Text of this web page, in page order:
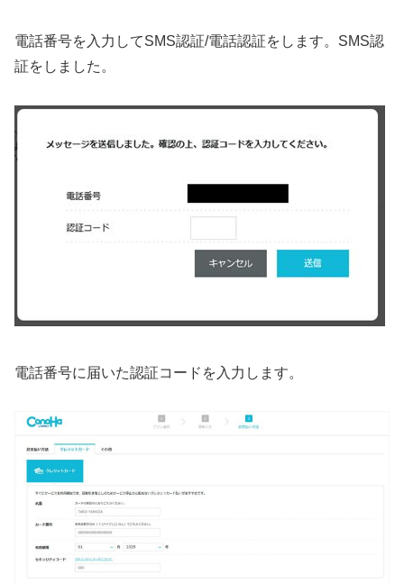
電話番号を入力してSMS認証/電話認証をします。SMS認
証をしました。
電話番号に届いた認証コードを入力します。